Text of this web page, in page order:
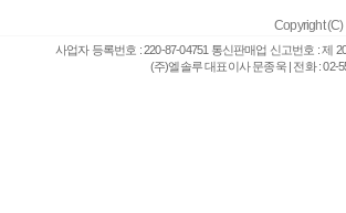
Copyright (C)
사업자 등록번호 : 220-87-04751 통신판매업 신고번호 : 제
(주)엘솔루 대표이사 문종욱 | 전화 : 02-